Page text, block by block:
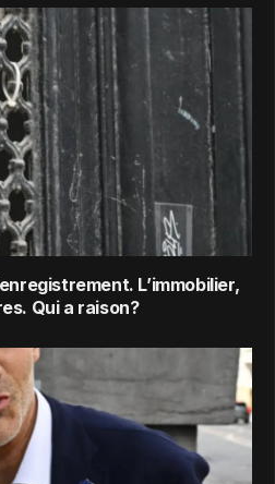
L’immobilier,
Qui a raison?